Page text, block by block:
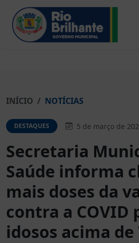
INÍCIO NOTÍCIAS
DESTAQUES 5 de março de
Secretaria
Saúde informa
mais doses da
contra a COVID
idosos acima de